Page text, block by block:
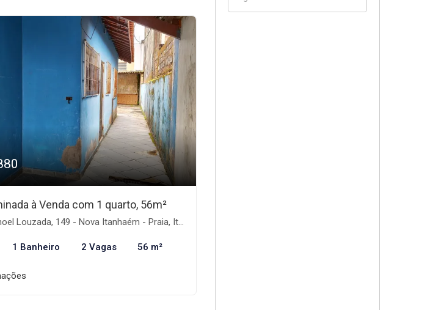
à Venda com 1 quarto, 56m²
Louzada, 149 - Nova Itanhaém - Praia, Itanhaém-SP
1 Banheiro 2 Vagas 56 m²